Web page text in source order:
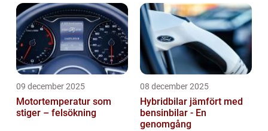
09 december 2025
Motortemperatur som
stiger – felsökning
08 december 2025
Hybridbilar jämfört med
bensinbilar - En
genomgång